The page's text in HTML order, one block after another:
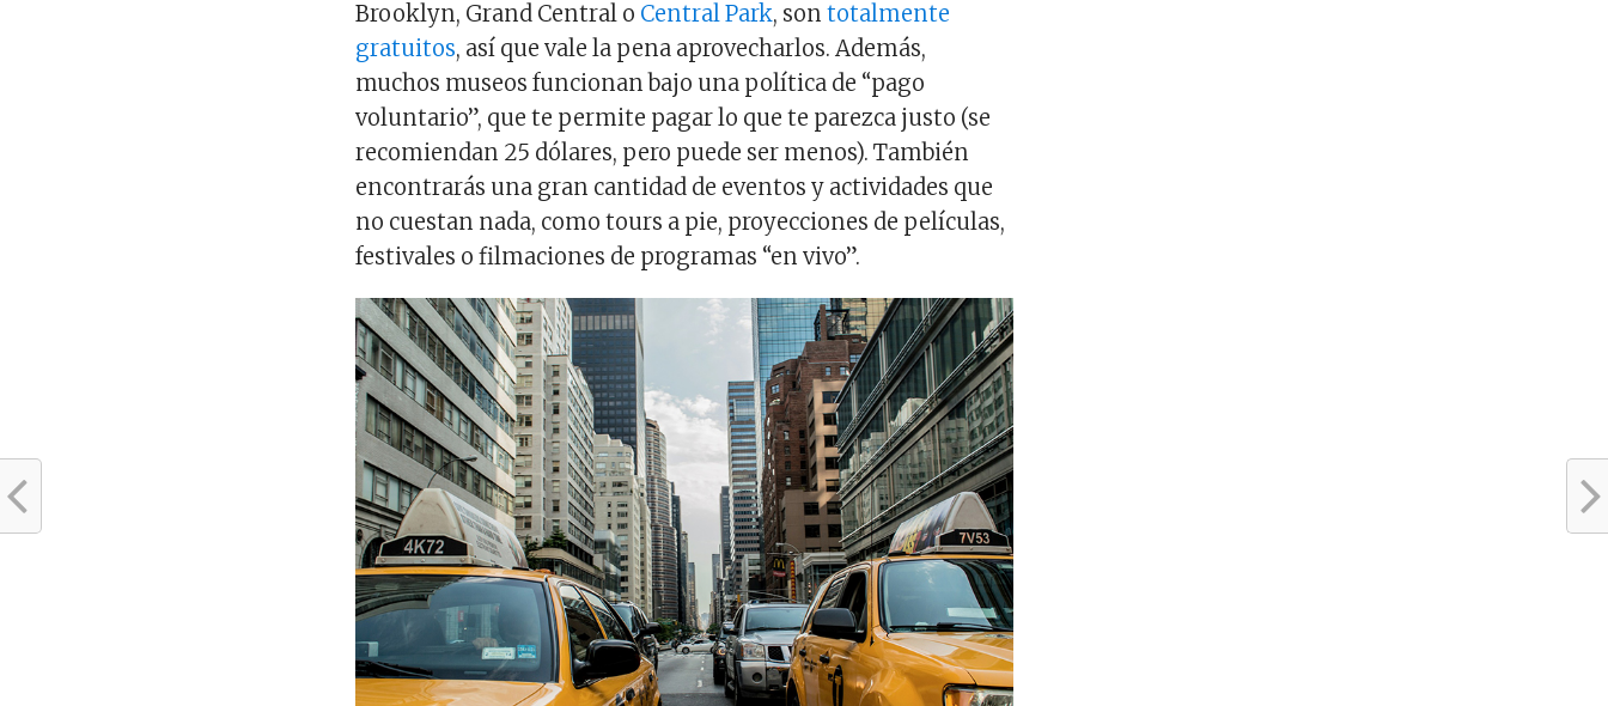
Brooklyn, Grand Central o Central Park, sontotalmente
gratuitos, así que vale la pena aprovecharlos. Además,
muchos museos funcionan bajo una política de “pago
voluntario”, que te permite pagar lo que te parezca justo (se
recomiendan 25 dólares, pero puede ser menos). También
encontrarás una gran cantidad de eventos y actividades que
no cuestan nada, como tours a pie, proyecciones de películas,
festivales o filmaciones de programas “en vivo”.